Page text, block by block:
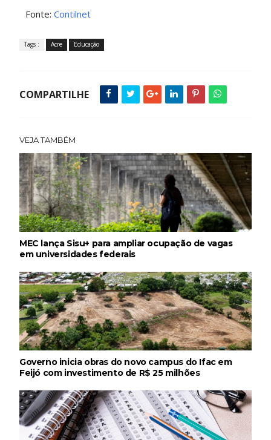
Fonte: Contilnet
Tags : Acre Educação
COMPARTILHE
VEJA TAMBÉM
MEC lança Sisu+ para ampliar ocupação de vagas
em universidades federais
Governo inicia obras do novo campus do Ifac em
Feijó com investimento de R$ 25 milhões